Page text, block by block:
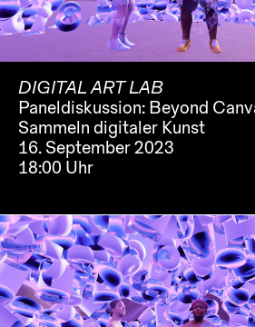
DIGITAL ART LAB
Paneldiskussion: Beyond
Sammeln digitaler Kunst
16. September 2023
18:00 Uhr